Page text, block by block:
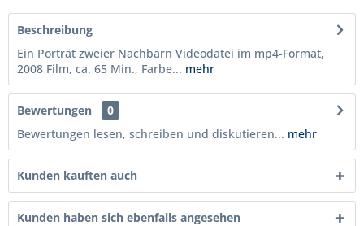
Beschreibung
Ein Porträt zweier Nachbarn Videodatei im mp4-Format,
2008 Film, ca. 65 Min., Farbe... mehr
Bewertungen
0
Bewertungen lesen, schreiben und diskutieren... mehr
Kunden kauften auch
Kunden haben sich ebenfalls angesehen